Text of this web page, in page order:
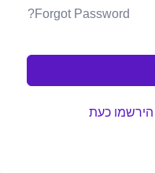
Forgot Password?
הירשמו כעת